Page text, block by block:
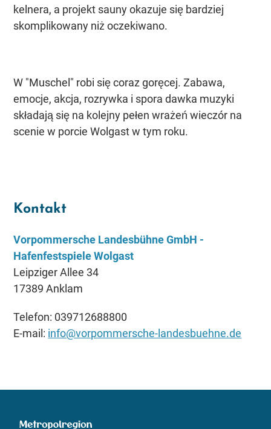
kelnera, a projekt sauny okazuje się bardziej
skomplikowany niż oczekiwano.
W "Muschel" robi się coraz goręcej. Zabawa,
emocje, akcja, rozrywka i spora dawka muzyki
składają się na kolejny pełen wrażeń wieczór na
scenie w porcie Wolgast w tym roku.
Kontakt
Vorpommersche Landesbühne GmbH -
Hafenfestspiele Wolgast
Leipziger Allee 34
17389 Anklam
Telefon: 039712688800
E-mail: info@vorpommersche-landesbuehne.de